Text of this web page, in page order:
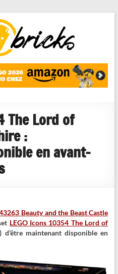
The Lord of
:
en avant-
Beauty and the Beast Castle
LEGO Icons 10354 The Lord of
d’être maintenant disponible en